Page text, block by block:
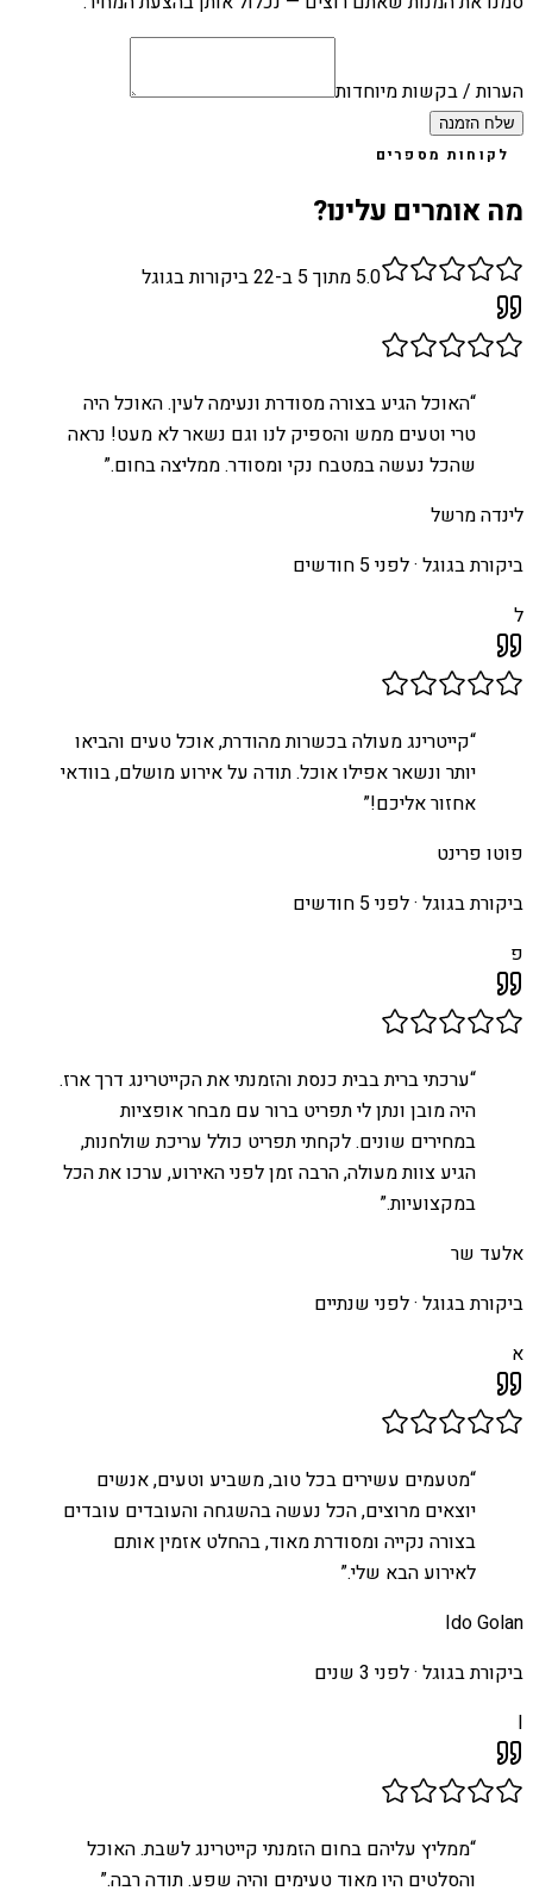
הערות / בקשות מיוחדות
שלח הזמנה
לקוחות מספרים
מה אומרים עלינו?
5.0 מתוך 5 ב- 22ביקורות בגוגל
“האוכל הגיע בצורה מסודרת ונעימה לעין. האוכל היה
טרי וטעים ממש והספיק לנו וגם נשאר לא מעט! נראה
שהכל נעשה במטבח נקי ומסודר. ממליצה בחום.”
לינדה מרשל
ביקורת בגוגל ·לפני 5 חודשים
ל
“קייטרינג מעולה בכשרות מהודרת, אוכל טעים והביאו
יותר ונשאר אפילו אוכל. תודה על אירוע מושלם, בוודאי
אחזור אליכם!”
פוטו פרינט
ביקורת בגוגל ·לפני 5 חודשים
פ
“ערכתי ברית בבית כנסת והזמנתי את הקייטרינג דרך ארז.
היה מובן ונתן לי תפריט ברור עם מבחר אופציות
במחירים שונים. לקחתי תפריט כולל עריכת שולחנות,
הגיע צוות מעולה, הרבה זמן לפני האירוע, ערכו את הכל
במקצועיות.”
אלעד שר
ביקורת בגוגל ·לפני שנתיים
א
“מטעמים עשירים בכל טוב, משביע וטעים, אנשים
יוצאים מרוצים, הכל נעשה בהשגחה והעובדים עובדים
בצורה נקייה ומסודרת מאוד, בהחלט אזמין אותם
לאירוע הבא שלי.”
Ido Golan
ביקורת בגוגל ·לפני 3 שנים
I
“ממליץ עליהם בחום הזמנתי קייטרינג לשבת. האוכל
והסלטים היו מאוד טעימים והיה שפע. תודה רבה.”